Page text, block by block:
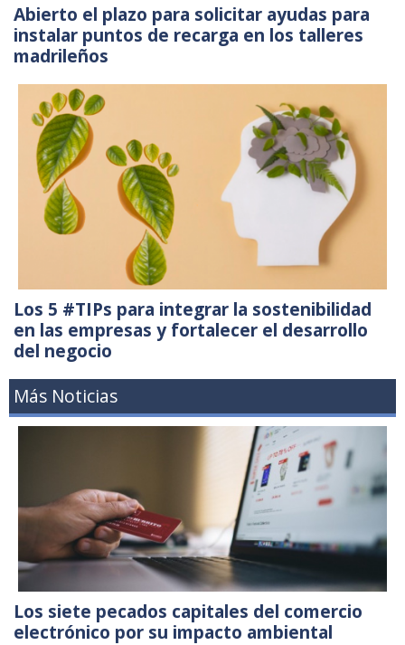
Abierto el plazo para solicitar ayudas para
instalar puntos de recarga en los talleres
madrileños
Los 5 #TIPs para integrar la sostenibilidad
en las empresas y fortalecer el desarrollo
del negocio
Más Noticias
Los siete pecados capitales del comercio
electrónico por su impacto ambiental